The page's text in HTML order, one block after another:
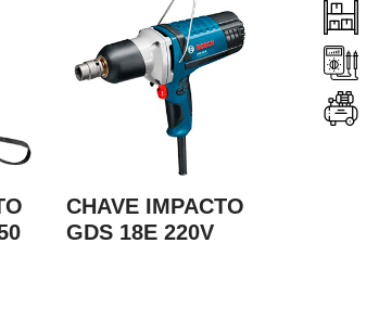
CHAVE IMPACTO
GDS 18E 220V